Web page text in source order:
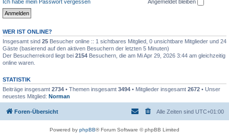
Ich habe mein Passwort vergessen
Angemeldet bleiben
WER IST ONLINE?
Insgesamt sind 25 Besucher online :: 1 sichtbares Mitglied, 0 unsichtbare Mitglieder und 24
Gäste (basierend auf den aktiven Besuchern der letzten 5 Minuten)
Der Besucherrekord liegt bei 2154 Besuchern, die am Mi Apr 29, 2026 3:44 am gleichzeitig
online waren.
STATISTIK
Beiträge insgesamt 2734 • Themen insgesamt 3494 • Mitglieder insgesamt 2672 • Unser
neuestes Mitglied: Norman
Foren-Übersicht Alle Zeiten sind UTC+01:00
Powered by phpBB® Forum Software © phpBB Limited